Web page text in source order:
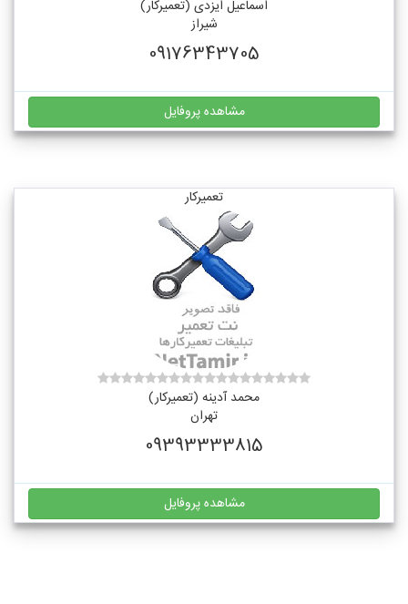
اسماعیل ایزدی (تعمیرکار)
شیراز
09176343705
مشاهده پروفایل
تعمیرکار
محمد آدینه (تعمیرکار)
تهران
09393333815
مشاهده پروفایل